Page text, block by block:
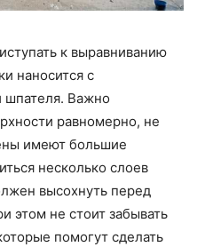
к выравниванию
наносится с
шпателя. Важно
равномерно, не
имеют большие
несколько слоев
высохнуть перед
этом не стоит забывать
помогут сделать